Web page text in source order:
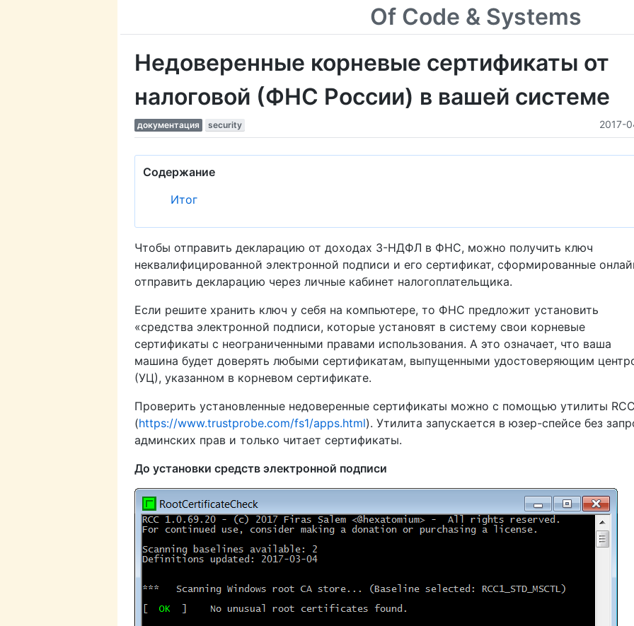
Of Code & Systems
Недоверенные корневые сертификаты от
налоговой (ФНС России) в вашей системе
документация security 2017-
Содержание
Итог
Чтобы отправить декларацию от доходах 3-НДФЛ в ФНС, можно получить ключ
неквалифицированной электронной подписи и его сертификат, сформированные
отправить декларацию через личные кабинет налогоплательщика.
Если решите хранить ключ у себя на компьютере, то ФНС предложит установить
«средства электронной подписи, которые установят в систему свои корневые
сертификаты с неограниченными правами использования. А это означает, что ваша
машина будет доверять любыми сертификатам, выпущенными удостоверяющим
(УЦ), указанном в корневом сертификате.
Проверить установленные недоверенные сертификаты можно с помощью утилиты RCC
(https://www.trustprobe.com/fs1/apps.html). Утилита запускается в юзер-спейсе без
админских прав и только читает сертификаты.
До установки средств электронной подписи